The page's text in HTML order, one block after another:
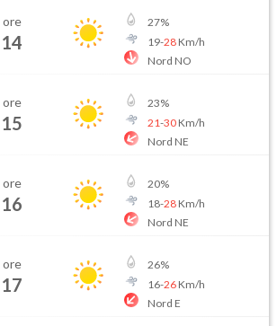
ore
14
27%
19-28Km/h
Nord NO
ore
15
23%
21-30Km/h
Nord NE
ore
16
20%
18-28Km/h
Nord NE
ore
17
26%
16-26Km/h
Nord E